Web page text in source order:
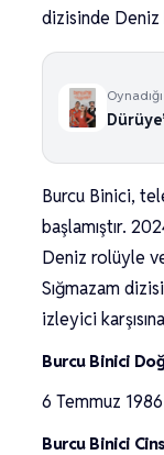
dizisinde Deniz
Burcu Binici,
başlamıştır.
Deniz rolüyle
Sığmazam
izleyici karşısına
Burcu Binici
6 Temmuz 1986
Burcu Binici